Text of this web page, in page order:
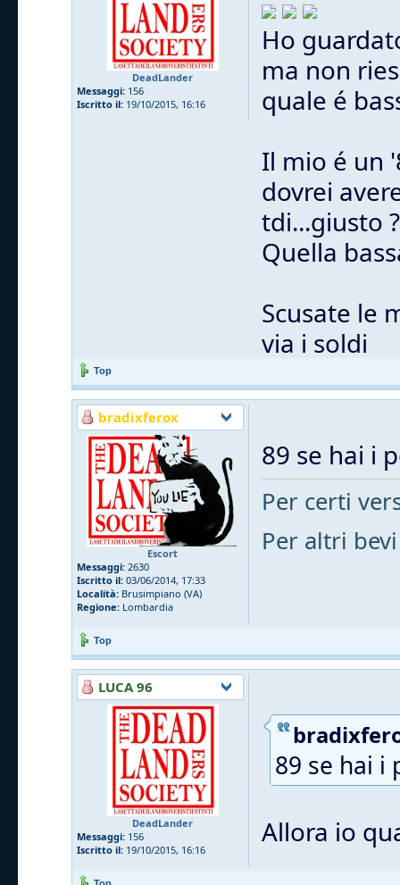
DeadLander
Messaggi: 156
Iscritto il: 19/10/2015, 16:16
Ho
ma non
quale é
Il mio é un
dovrei
tdi...giusto ?
Quella
Scusate le
via i soldi
Top
bradixferox
Escort
Messaggi: 2630
Iscritto il: 03/06/2014, 17:33
Località: Brusimpiano (VA)
Regione: Lombardia
89 se hai i
Per certi
Per altri bevi
Top
LUCA 96
DeadLander
Messaggi: 156
Iscritto il: 19/10/2015, 16:16
89 se hai i
Allora io